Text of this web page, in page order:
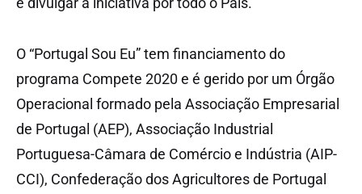
O “Portugal Sou Eu” tem financiamento do
programa Compete 2020 e é gerido por um Órgão
Operacional formado pela Associação Empresarial
de Portugal (AEP), Associação Industrial
Portuguesa-Câmara de Comércio e Indústria (AIP-
CCI), Confederação dos Agricultores de Portugal